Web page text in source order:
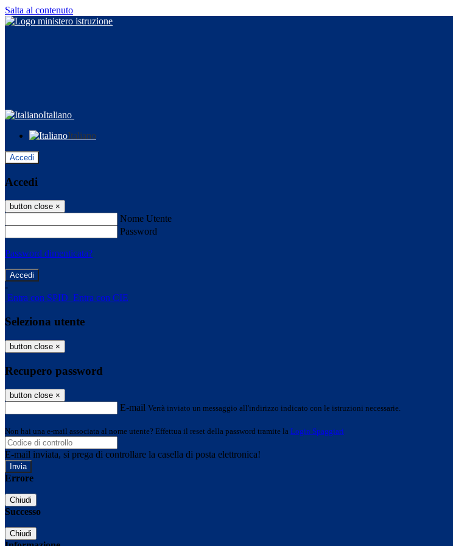
Salta al contenuto
Italiano
Italiano
Accedi
Accedi
button close ×
Nome Utente
Password
Password dimenticata?
-
Entra con SPID Entra con CIE
Seleziona utente
button close ×
Recupero password
button close ×
E-mail Verrà inviato un messaggio all'indirizzo indicato con le istruzioni necessarie.
Non hai una e-mail associata al nome utente? Effettua il reset della password tramite la Login Spaggiari
E-mail inviata, si prega di controllare la casella di posta elettronica!
Errore
Chiudi
Successo
Chiudi